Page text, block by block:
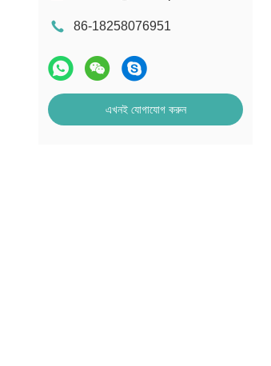
86-18258076951
এখনই যোগাযোগ করুন